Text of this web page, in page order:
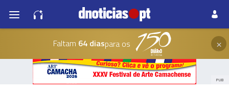
Faltam 64 diaspara os ×
PUB